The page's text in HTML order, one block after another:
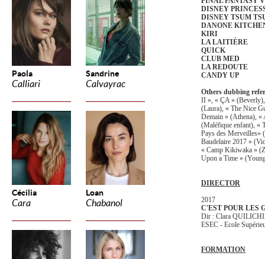
Paola
Calliari
Sandrine
Calvayrac
Cécilia
Cara
Loan
Chabanol
DISNEY
DISNEY TSUM
DANONE
KIRI
LA LAITIÈRE
QUICK
CLUB MED
LA REDOUTE
CANDY UP
Others dubbing
II », « ÇA »
(Laura), « The Nice
Demain » (Athena),
(Maléfique enfant), «
Pays des Merveilles»
Baudelaire 2017 »
« Camp Kikiwaka »
Upon a Time »
DIRECTOR
2017
C'EST POUR LES
Dir : Clara
ESEC - Ecole
FORMATION